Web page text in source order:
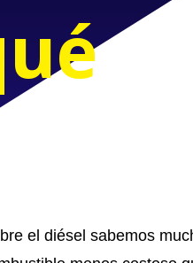
el diésel sabemos